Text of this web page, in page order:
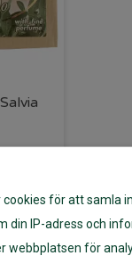
cookies för att samla
din IP-adress och
webbplatsen för